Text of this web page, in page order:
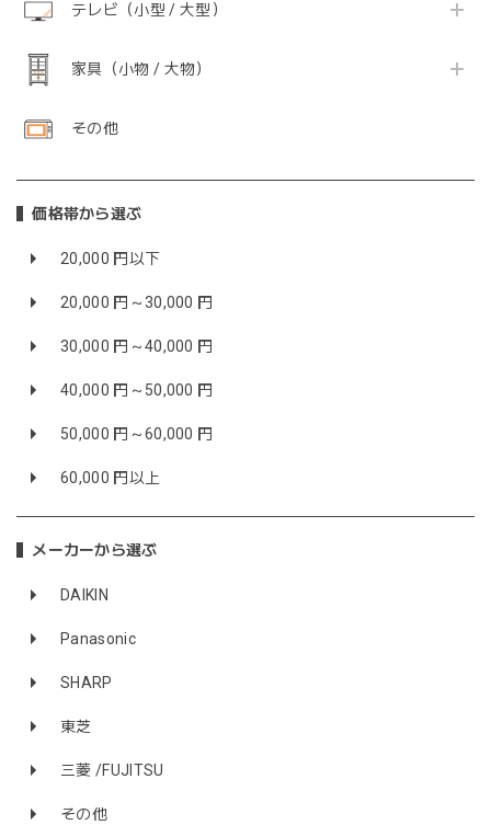
テレビ（小型 / 大型）
家具（小物 / 大物）
その他
価格帯から選ぶ
20,000 円以下
20,000 円～30,000 円
30,000 円～40,000 円
40,000 円～50,000 円
50,000 円～60,000 円
60,000 円以上
メーカーから選ぶ
DAIKIN
Panasonic
SHARP
東芝
三菱 /FUJITSU
その他